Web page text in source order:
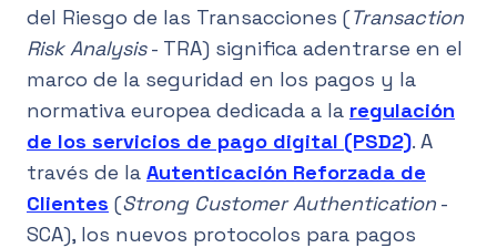
del Riesgo de las Transacciones (Transaction
Risk Analysis- TRA) significa adentrarse en el
marco de la seguridad en los pagos y la
normativa europea dedicada a la regulación
de los servicios de pago digital (PSD2). A
través de la Autenticación Reforzada de
Clientes (Strong Customer Authentication -
SCA), los nuevos protocolos para pagos